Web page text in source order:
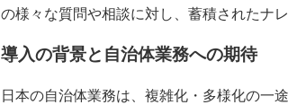
の様々な質問や相談に対し、蓄積されたナ
導入の背景と自治体業務への期待
日本の自治体業務は、複雑化・多様化の一